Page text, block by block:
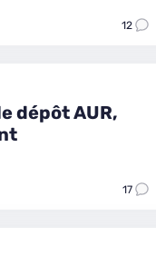
12
dépôt AUR,
17